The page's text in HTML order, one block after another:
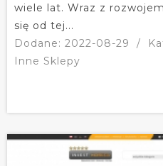
wiele lat. Wraz z
się od tej...
Dodane: 2022-08-29
/
Inne Sklepy